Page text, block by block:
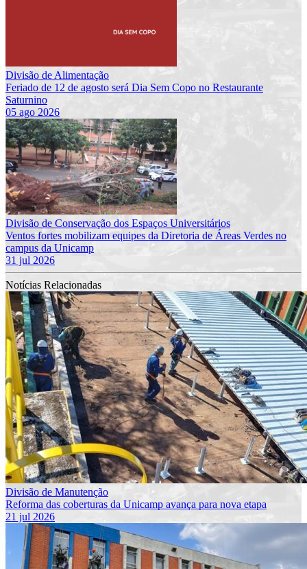
Divisão de Alimentação
Feriado de 12 de agosto será Dia Sem Copo no Restaurante
Saturnino
05 ago 2026
Divisão de Conservação dos Espaços Universitários
Ventos fortes mobilizam equipes da Diretoria de Áreas Verdes no
campus da Unicamp
31 jul 2026
Notícias Relacionadas
Divisão de Manutenção
Reforma das coberturas da Unicamp avança para nova etapa
21 jul 2026